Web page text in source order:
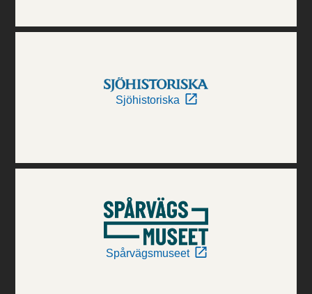
Sjöhistoriska
Spårvägsmuseet